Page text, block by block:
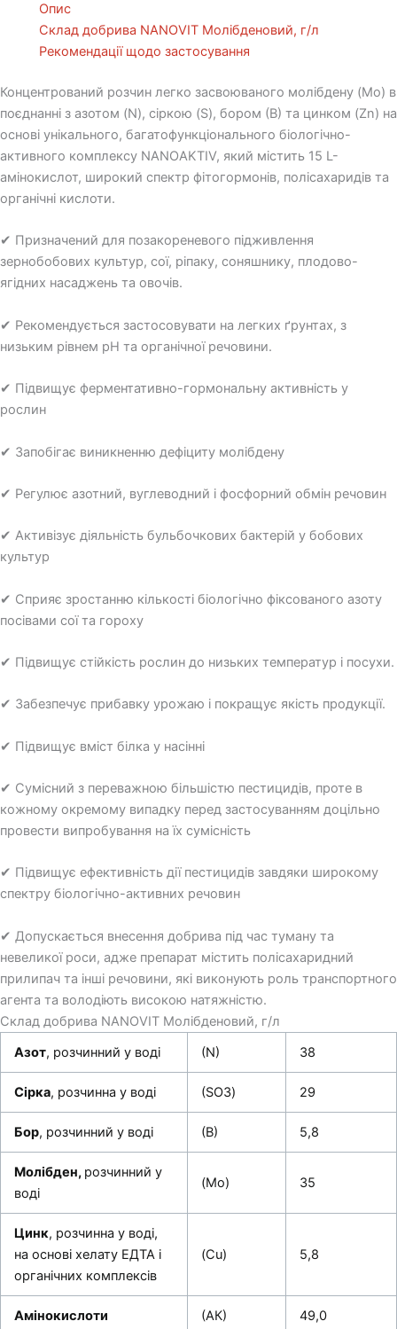
Опис
Склад добрива NANOVIT Молібденовий, г/л
Рекомендації щодо застосування
Концентрований розчин легко засвоюваного молібдену (Mo) в
поєднанні з азотом (N), сіркою (S), бором (В) та цинком (Zn) на
основі унікального, багатофункціонального біологічно-
активного комплексу NANOAKTIV, який містить 15 L-
амінокислот, широкий спектр фітогормонів, полісахаридів та
органічні кислоти.
✔ Призначений для позакореневого підживлення
зернобобових культур, сої, ріпаку, соняшнику, плодово-
ягідних насаджень та овочів.
✔ Рекомендується застосовувати на легких ґрунтах, з
низьким рівнем рН та органічної речовини.
✔ Підвищує ферментативно-гормональну активність у
рослин
✔ Запобігає виникненню дефіциту молібдену
✔ Регулює азотний, вуглеводний і фосфорний обмін речовин
✔ Активізує діяльність бульбочкових бактерій у бобових
культур
✔ Сприяє зростанню кількості біологічно фіксованого азоту
посівами сої та гороху
✔ Підвищує стійкість рослин до низьких температур і посухи.
✔ Забезпечує прибавку урожаю і покращує якість продукції.
✔ Підвищує вміст білка у насінні
✔ Сумісний з переважною більшістю пестицидів, проте в
кожному окремому випадку перед застосуванням доцільно
провести випробування на їх сумісність
✔ Підвищує ефективність дії пестицидів завдяки широкому
спектру біологічно-активних речовин
✔ Допускається внесення добрива під час туману та
невеликої роси, адже препарат містить полісахаридний
прилипач та інші речовини, які виконують роль транспортного
агента та володіють високою натяжністю.
Склад добрива NANOVIT Молібденовий, г/л
Азот, розчинний у воді (N) 38
Сірка, розчинна у воді (SО3) 29
Бор, розчинний у воді (В) 5,8
Молібден, розчинний у
воді
(Mo) 35
Цинк, розчинна у воді,
на основі хелату ЕДТА і
органічних комплексів
(Cu) 5,8
Амінокислоти (АК) 49,0